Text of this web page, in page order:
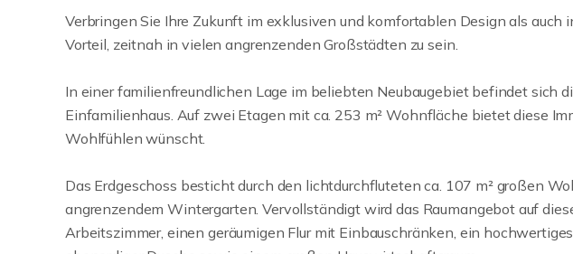
Verbringen Sie Ihre Zukunft im exklusiven und komfortablen Design als auch
Vorteil, zeitnah in vielen angrenzenden Großstädten zu sein.
In einer familienfreundlichen Lage im beliebten Neubaugebiet befindet sich
Einfamilienhaus. Auf zwei Etagen mit ca. 253 m² Wohnfläche bietet diese
Wohlfühlen wünscht.
Das Erdgeschoss besticht durch den lichtdurchfluteten ca. 107 m² großen
angrenzendem Wintergarten. Vervollständigt wird das Raumangebot auf
Arbeitszimmer, einen geräumigen Flur mit Einbauschränken, ein